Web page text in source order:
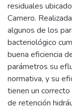
residuales
Carnero.
algunos de los
bacteriológico
buena eficiencia
parámetros su
normativa, y su
tienen un
de retención